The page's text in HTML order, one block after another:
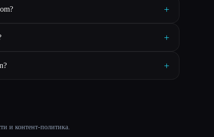
+
+
+
и контент-политика.